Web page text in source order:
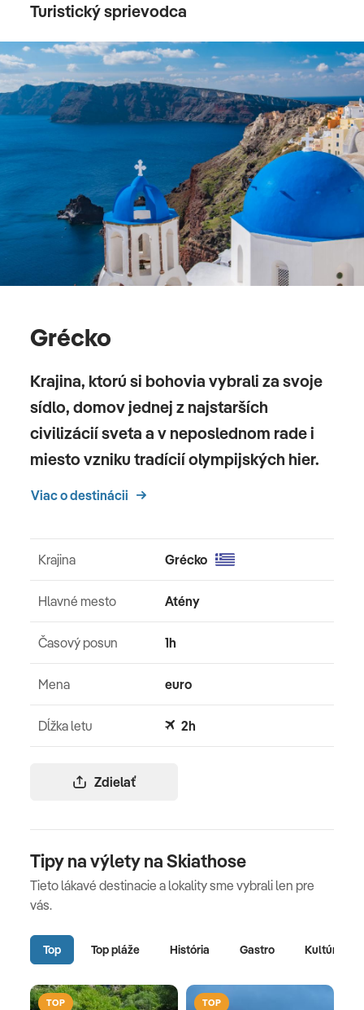
Turistický sprievodca
Grécko
Krajina, ktorú si bohovia vybrali za svoje
sídlo, domov jednej z najstarších
civilizácií sveta a v neposlednom rade i
miesto vzniku tradícií olympijských hier.
Viac o destinácii
Zdielať
Krajina Grécko
Hlavné mesto Atény
Časový posun 1h
Mena euro
Dĺžka letu 2h
Tipy na výlety na Skiathose
Tieto lákavé destinacie a lokality sme vybrali len pre
vás.
Top Top pláže História Gastro Kultúra
TOP TOP